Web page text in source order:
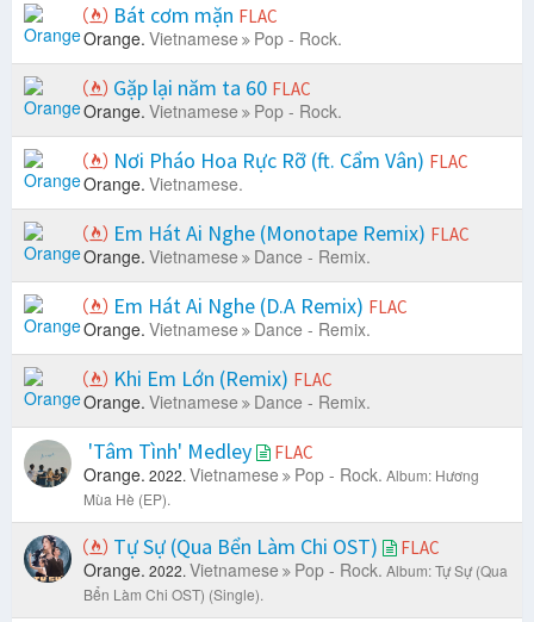
Bát cơm mặn FLAC
Orange. Vietnamese Pop - Rock.
Gặp lại năm ta 60 FLAC
Orange. Vietnamese Pop - Rock.
Nơi Pháo Hoa Rực Rỡ (ft. Cẩm Vân) FLAC
Orange. Vietnamese.
Em Hát Ai Nghe (Monotape Remix) FLAC
Orange. Vietnamese Dance - Remix.
Em Hát Ai Nghe (D.A Remix) FLAC
Orange. Vietnamese Dance - Remix.
Khi Em Lớn (Remix) FLAC
Orange. Vietnamese Dance - Remix.
'Tâm Tình' Medley FLAC
Orange. 2022. Vietnamese Pop - Rock. Album: Hương
Mùa Hè (EP).
Tự Sự (Qua Bển Làm Chi OST) FLAC
Orange. 2022. Vietnamese Pop - Rock. Album: Tự Sự (Qua
Bển Làm Chi OST) (Single).